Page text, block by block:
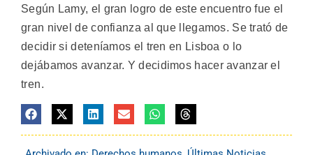
Según Lamy, el gran logro de este encuentro fue el
gran nivel de confianza al que llegamos. Se trató de
decidir si deteníamos el tren en Lisboa o lo
dejábamos avanzar. Y decidimos hacer avanzar el
tren.